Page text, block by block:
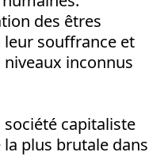
des êtres
leur souffrance et
niveaux inconnus
société capitaliste
la plus brutale dans